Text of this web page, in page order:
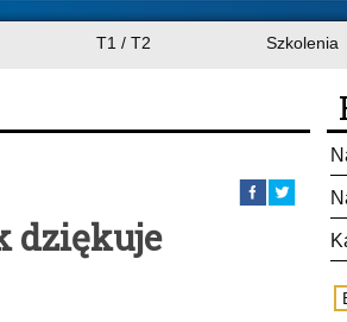
T1 / T2 Szkolenia
dziękuje